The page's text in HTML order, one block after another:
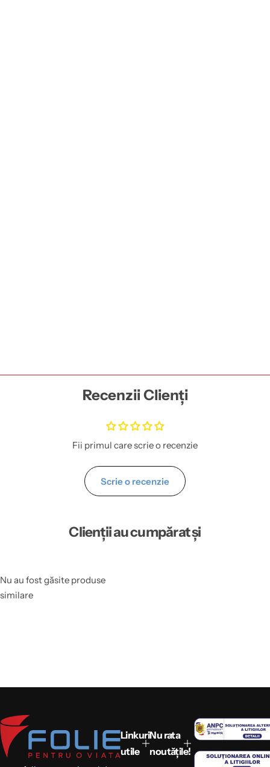
Recenzii Clienți
Fii primul care scrie o recenzie
Scrie o recenzie
Clienții au cumpărat și
Nu au fost găsite produse
similare
Linkuri
utile
Nu rata
noutățile!